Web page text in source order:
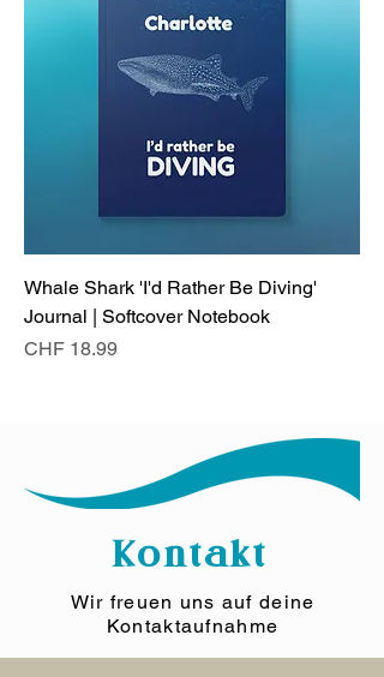
Whale Shark 'I'd Rather Be Diving'
Journal | Softcover Notebook
Preis
CHF 18.99
Kontakt
Wir freuen uns auf deine
Kontaktaufnahme